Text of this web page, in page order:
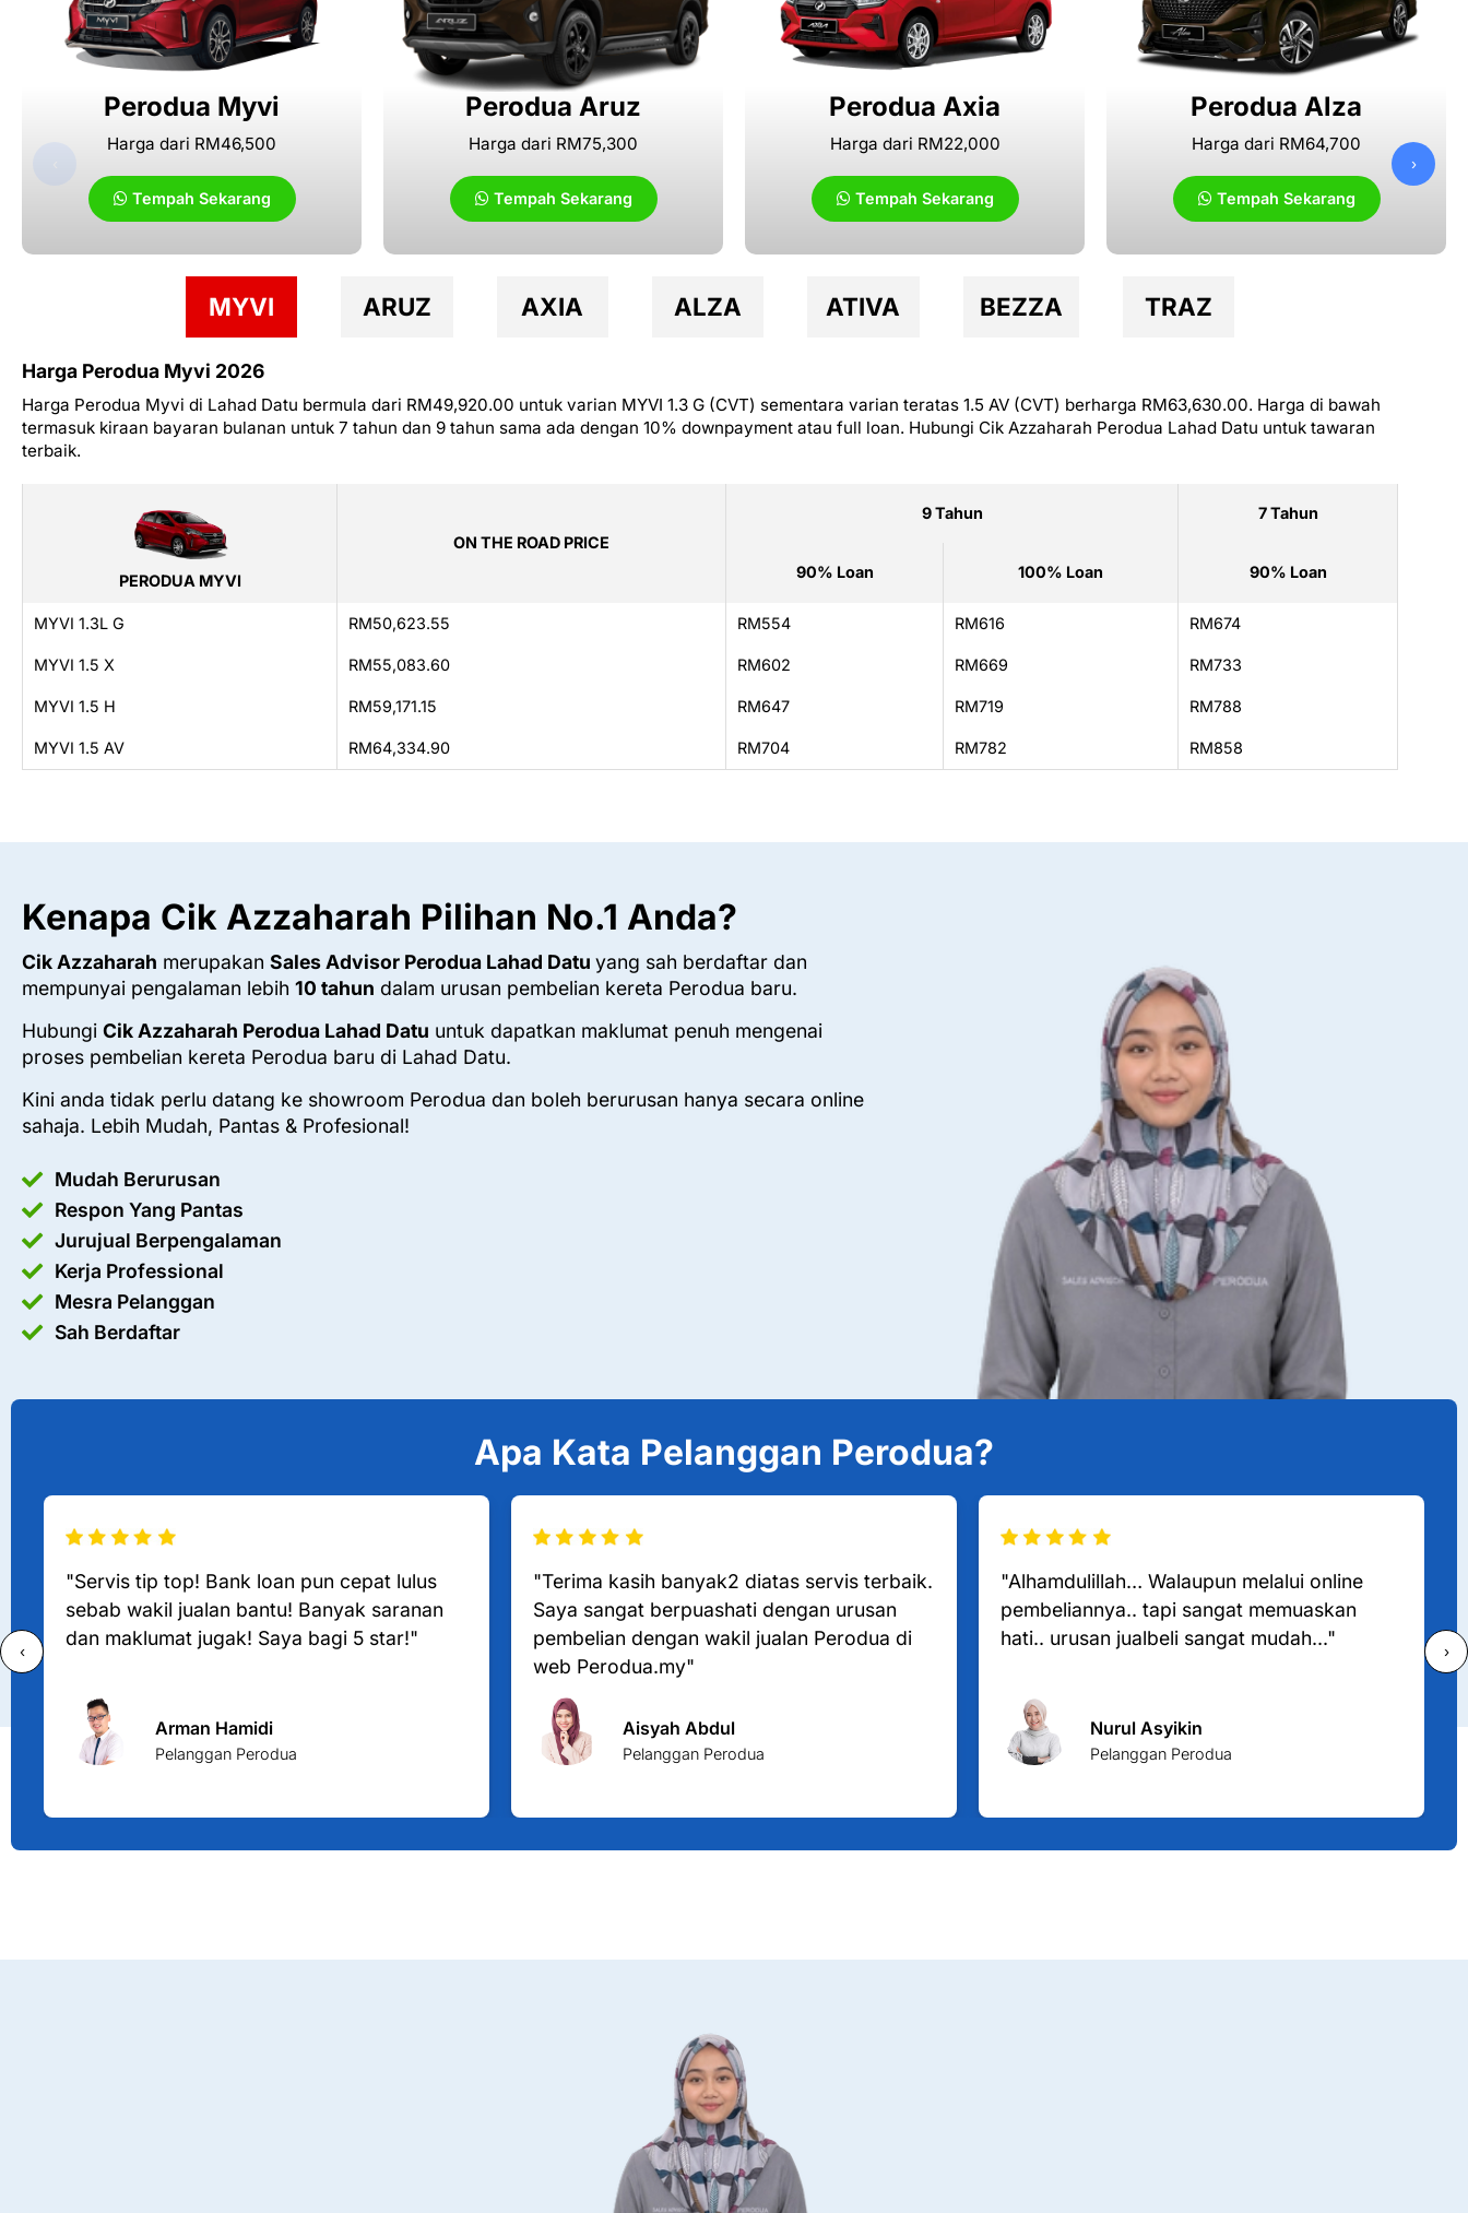
Perodua Myvi
Harga dari RM46,500
Tempah Sekarang
Perodua Aruz
Harga dari RM75,300
Tempah Sekarang
Perodua Axia
Harga dari RM22,000
Tempah Sekarang
Perodua Alza
Harga dari RM64,700
Tempah Sekarang
›
MYVI ARUZ AXIA ALZA ATIVA BEZZA TRAZ
Harga Perodua Myvi 2026
Harga Perodua Myvi di Lahad Datu bermula dari RM49,920.00 untuk varian MYVI 1.3 G (CVT) sementara varian teratas 1.5 AV (CVT) berharga RM63,630.00. Harga di bawah
termasuk kiraan bayaran bulanan untuk 7 tahun dan 9 tahun sama ada dengan 10% downpayment atau full loan. Hubungi Cik Azzaharah Perodua Lahad Datu untuk tawaran
terbaik.
PERODUA MYVI
ON THE ROAD PRICE
9 Tahun 7 Tahun
90% Loan 100% Loan 90% Loan
MYVI 1.3L G RM50,623.55 RM554 RM616 RM674
MYVI 1.5 X RM55,083.60 RM602 RM669 RM733
MYVI 1.5 H RM59,171.15 RM647 RM719 RM788
MYVI 1.5 AV RM64,334.90 RM704 RM782 RM858
Kenapa Cik Azzaharah Pilihan No.1 Anda?
Cik Azzaharah merupakan Sales Advisor Perodua Lahad Datu yang sah berdaftar dan
mempunyai pengalaman lebih 10 tahun dalam urusan pembelian kereta Perodua baru.
Hubungi Cik Azzaharah Perodua Lahad Datu untuk dapatkan maklumat penuh mengenai
proses pembelian kereta Perodua baru di Lahad Datu.
Kini anda tidak perlu datang ke showroom Perodua dan boleh berurusan hanya secara online
sahaja. Lebih Mudah, Pantas & Profesional!
Mudah Berurusan
Respon Yang Pantas
Jurujual Berpengalaman
Kerja Professional
Mesra Pelanggan
Sah Berdaftar
Apa Kata Pelanggan Perodua?
"Servis tip top! Bank loan pun cepat lulus
sebab wakil jualan bantu! Banyak saranan
dan maklumat jugak! Saya bagi 5 star!"
Arman Hamidi
Pelanggan Perodua
"Terima kasih banyak2 diatas servis terbaik.
Saya sangat berpuashati dengan urusan
pembelian dengan wakil jualan Perodua di
web Perodua.my"
Aisyah Abdul
Pelanggan Perodua
"Alhamdulillah… Walaupun melalui online
pembeliannya.. tapi sangat memuaskan
hati.. urusan jualbeli sangat mudah..."
Nurul Asyikin
Pelanggan Perodua
‹ ›